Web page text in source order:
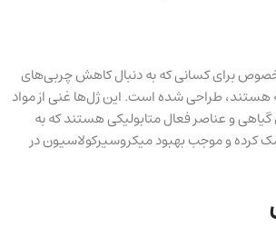
خصوص برای کسانی که به دنبال کاهش چربی‌های
هستند، طراحی شده است. این ژل‌ها غنی از مواد
و عناصر فعال متابولیکی هستند که به
کرده و موجب بهبود میکروسیرکولاسیون در